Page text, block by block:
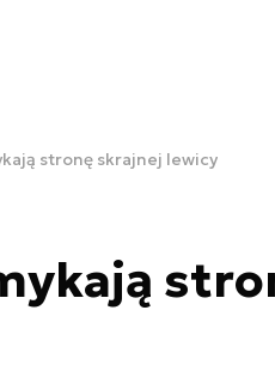
stronę skrajnej lewicy